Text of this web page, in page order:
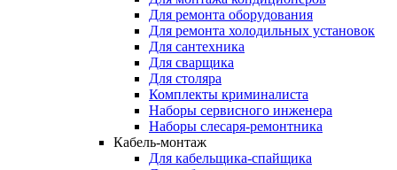
Для ремонта оборудования
Для ремонта холодильных установок
Для сантехника
Для сварщика
Для столяра
Комплекты криминалиста
Наборы сервисного инженера
Наборы слесаря-ремонтника
Кабель-монтаж
Для кабельщика-спайщика